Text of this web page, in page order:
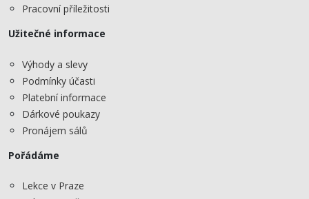
Pracovní příležitosti
Užitečné informace
Výhody a slevy
Podmínky účasti
Platební informace
Dárkové poukazy
Pronájem sálů
Pořádáme
Lekce v Praze